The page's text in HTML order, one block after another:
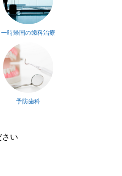
一時帰国の歯科治療
予防歯科
い